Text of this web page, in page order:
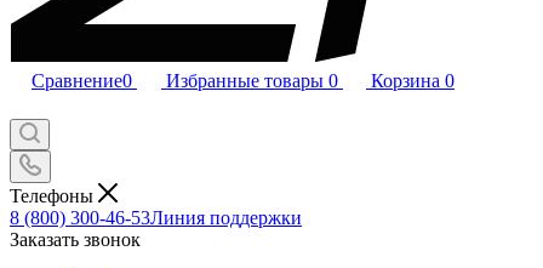
Сравнение0 Избранные товары 0 Корзина 0
Телефоны
8 (800) 300-46-53Линия поддержки
Заказать звонок